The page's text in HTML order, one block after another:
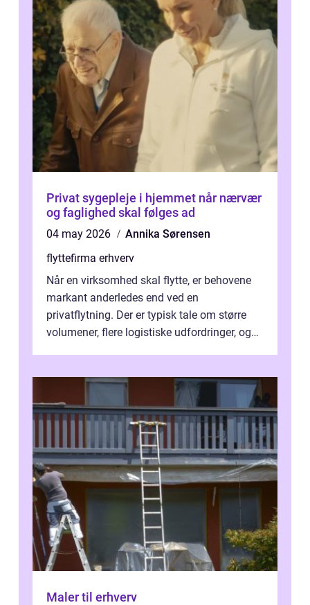
Privat sygepleje i hjemmet når nærvær
og faglighed skal følges ad
04 may 2026
Annika Sørensen
flyttefirma erhverv
Når en virksomhed skal flytte, er behovene
markant anderledes end ved en
privatflytning. Der er typisk tale om større
volumener, flere logistiske udfordringer, og
Maler til erhverv